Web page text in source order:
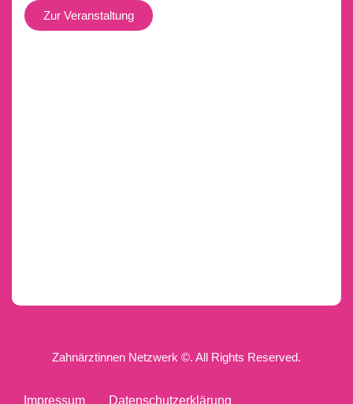
Zur Veranstaltung
Zahnärztinnen Netzwerk ©. All Rights Reserved.
Impressum Datenschutzerklärung